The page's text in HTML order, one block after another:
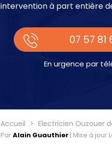
intervention à part entière
07 57 81
En urgence par
Accueil Electricien Ouzouer
ParAlain Guauthier | Mise à jour